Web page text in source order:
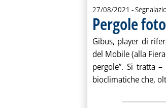
27/08/2021 -
Pergole
Gibus, player di
del Mobile (alla
pergole”. Si tratta
bioclimatiche che,